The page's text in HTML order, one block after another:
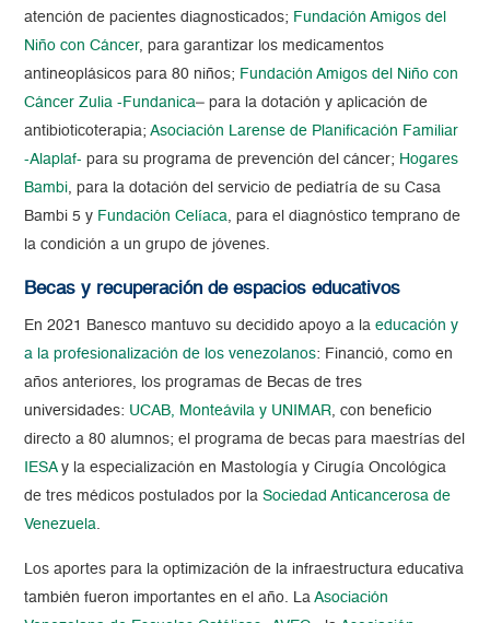
atención de pacientes diagnosticados; Fundación Amigos del
Niño con Cáncer, para garantizar los medicamentos
antineoplásicos para 80 niños; Fundación Amigos del Niño con
Cáncer Zulia -Fundanica– para la dotación y aplicación de
antibioticoterapia;Asociación Larense de Planificación Familiar
-Alaplaf- para su programa de prevención del cáncer; Hogares
Bambi, para la dotación del servicio de pediatría de su Casa
Bambi 5 y Fundación Celíaca, para el diagnóstico temprano de
la condición a un grupo de jóvenes.
Becas y recuperación de espacios educativos
En 2021 Banesco mantuvo su decidido apoyo a la educación y
a la profesionalización de los venezolanos: Financió, como en
años anteriores, los programas de Becas de tres
universidades: UCAB, Monteávila y UNIMAR, con beneficio
directo a 80 alumnos; el programa de becas para maestrías del
IESAy la especialización en Mastología y Cirugía Oncológica
de tres médicos postulados por laSociedad Anticancerosa de
Venezuela.
Los aportes para la optimización de la infraestructura educativa
también fueron importantes en el año. LaAsociación